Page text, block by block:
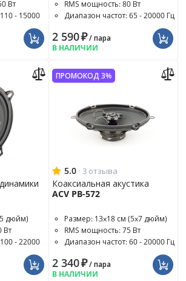
Вт
- 15000
RMS мощность: 80 Вт
Диапазон частот: 65 - 20000 Гц
2 590₽/ пара
В НАЛИЧИИ
дюйм)
Вт
- 22000
ПРОМОКОД 3%
5.0 · 3 отзыва
Коаксиальная акустика
ACV PB-572
Размер: 13x18 см (5x7 дюйм)
RMS мощность: 75 Вт
Диапазон частот: 60 - 20000 Гц
2 340₽/ пара
В НАЛИЧИИ